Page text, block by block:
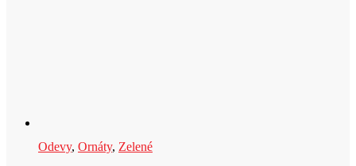
Odevy, Ornáty, Zelené